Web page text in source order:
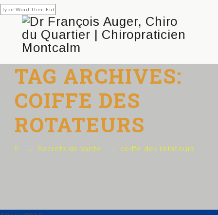
TAG ARCHIVES:
COIFFE DES
ROTATEURS
→ Secrets de santé → coiffe des rotateurs